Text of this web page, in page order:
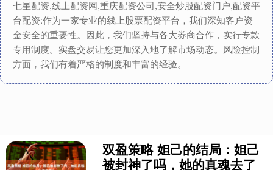
七星配资,线上配资网,重庆配资公司,安全炒股配资门户,配资平
台配资:作为一家专业的线上股票配资平台，我们深知客户资
金安全的重要性。因此，我们坚持与各大券商合作，实行专款
专用制度。实盘交易让您更加深入地了解市场动态。风险控制
方面，我们有着严格的制度和丰富的经验。
双盈策略 妲己的结局：妲己
被封神了吗，她的真魂去了